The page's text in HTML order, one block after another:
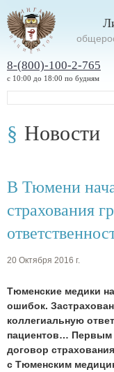
8-(800)-100-2-765
с 10:00 до 18:00 по будням
Новости
В Тюмени
страхования
20 Октября 2016 г.
Тюменские медики
ошибок.
коллегиальную
пациентов… Первым
договор
с Тюменским